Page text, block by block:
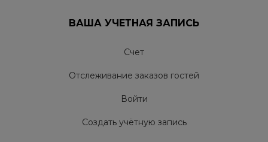
ВАША УЧЕТНАЯ ЗАПИСЬ
Счет
Отслеживание заказов гостей
Войти
Создать учётную запись